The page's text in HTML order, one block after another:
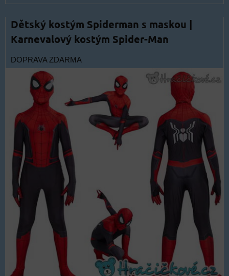
Dětský kostým Spiderman s maskou |
Karnevalový kostým Spider-Man
DOPRAVA ZDARMA